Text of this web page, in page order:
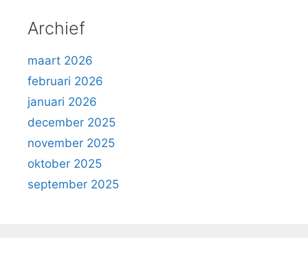
Archief
maart 2026
februari 2026
januari 2026
december 2025
november 2025
oktober 2025
september 2025